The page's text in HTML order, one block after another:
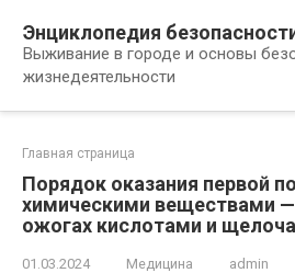
контенту
Энциклопедия
Выживание в городе и основы
жизнедеятельности
Главная страница
Порядок оказания первой
химическими веществами —
ожогах кислотами и
01.03.2024 Медицина admin